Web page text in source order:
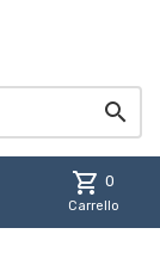

shopping_cart 0
Carrello